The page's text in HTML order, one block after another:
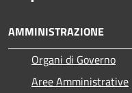
AMMINISTRAZIONE
Organi di Governo
Aree Amministrative